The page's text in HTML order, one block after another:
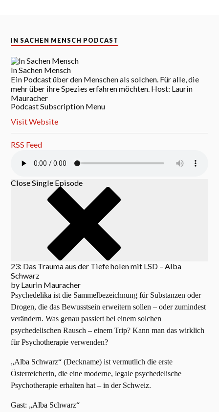
IN SACHEN MENSCH PODCAST
In Sachen Mensch
Ein Podcast über den Menschen als solchen. Für alle, die
mehr über ihre Spezies erfahren möchten. Host: Laurin
Mauracher
Podcast Subscription Menu
Visit Website
RSS Feed
Close Single Episode
23: Das Trauma aus der Tiefe holen mit LSD – Alba
Schwarz
by Laurin Mauracher
Psychedelika ist die Sammelbezeichnung für Substanzen oder
Drogen, die das Bewusstsein erweitern sollen – oder zumindest
verändern. Was genau passiert bei einem solchen
psychedelischen Rausch – einem Trip? Kann man das wirklich
für Psychotherapie verwenden?
„Alba Schwarz“ (Deckname) ist vermutlich die erste
Österreicherin, die eine moderne, legale psychedelische
Psychotherapie erhalten hat – in der Schweiz.
Gast: „Alba Schwarz“